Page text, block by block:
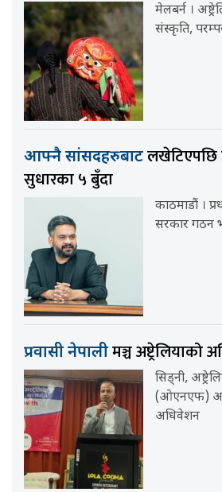
मेलबर्न ।
संस्कृति,
आफ्नै सांसदहरुबाटलखेटिएपछि
सुधारका ५ बुँदा
काठमाडौं ।
सरकार गठन
प्रवासी नेपालीमञ्च अष्ट्रेलियाको
सिड्नी,
(ओएनएफ)
अधिवेशन